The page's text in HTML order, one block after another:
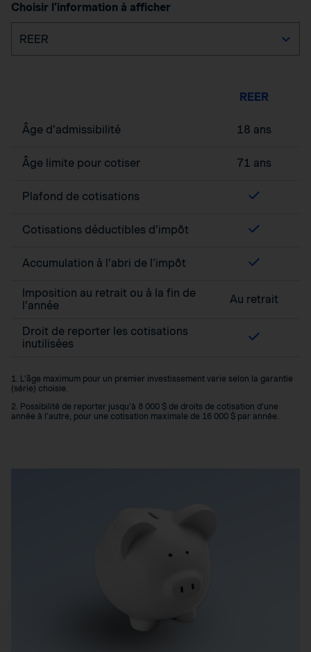
Choisir l'information à afficher
REER
Âge d’admissibilité 18 ans
Âge limite pour cotiser 71 ans
Plafond de cotisations
Cotisations déductibles d’impôt
Accumulation à l’abri de l’impôt
Imposition au retrait ou à la fin de
l’année
Au retrait
Droit de reporter les cotisations
inutilisées
1. L’âge maximum pour un premier investissement varie selon la garantie
(série) choisie.
2. Possibilité de reporter jusqu’à 8 000 $ de droits de cotisation d’une
année à l’autre, pour une cotisation maximale de 16 000 $ par année.